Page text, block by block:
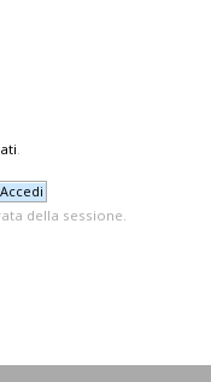
.
della sessione.